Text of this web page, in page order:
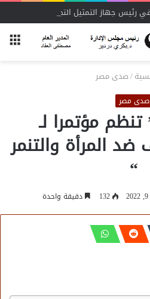
رئيس جهاز التمثيل التجاري
/صدى مصر
صدى مصر
مؤتمرا لـ
المرأة والتنمر
“
132 دقيقة واحدة